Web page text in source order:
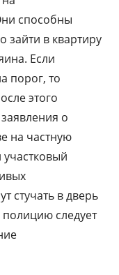
способны
зайти в квартиру
Если
порог, то
этого
о
на частную
стучать в дверь
полицию следует